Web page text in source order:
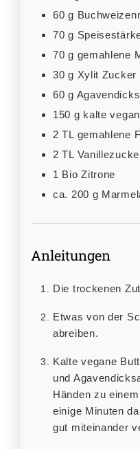
60 g
70 g
70 g gemahlene
30 g Xylit Zucker
60 g
150 g kalte
2 TL gemahlene
2 TL
1 Bio Zitrone
ca. 200 g
Anleitungen
Die trockenen
Etwas von der Schale der Bio Zitrone fein
abreiben.
Kalte vegane Butter, Zitronenschalenabrieb
und
Händen zu
einige Minuten
gut miteinander